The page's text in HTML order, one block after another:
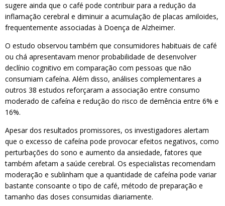
sugere ainda que o café pode contribuir para a redução da
inflamação cerebral e diminuir a acumulação de placas amiloides,
frequentemente associadas à Doença de Alzheimer.
O estudo observou também que consumidores habituais de café
ou chá apresentavam menor probabilidade de desenvolver
declínio cognitivo em comparação com pessoas que não
consumiam cafeína. Além disso, análises complementares a
outros 38 estudos reforçaram a associação entre consumo
moderado de cafeína e redução do risco de demência entre 6% e
16%.
Apesar dos resultados promissores, os investigadores alertam
que o excesso de cafeína pode provocar efeitos negativos, como
perturbações do sono e aumento da ansiedade, fatores que
também afetam a saúde cerebral. Os especialistas recomendam
moderação e sublinham que a quantidade de cafeína pode variar
bastante consoante o tipo de café, método de preparação e
tamanho das doses consumidas diariamente.